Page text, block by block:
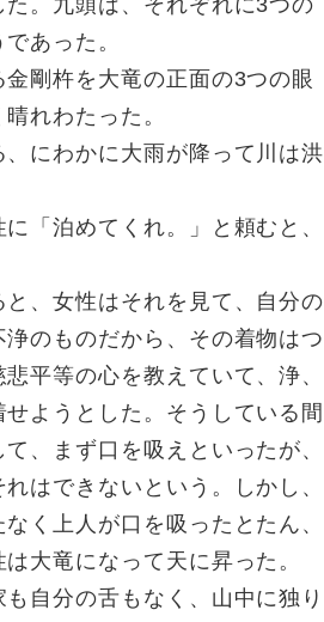
。九頭は、それぞれに3つの
あった。
剛杵を大竜の正面の3つの眼
れわたった。
にわかに大雨が降って川は洪
「泊めてくれ。」と頼むと、
、女性はそれを見て、自分の
のものだから、その着物はつ
平等の心を教えていて、浄、
ようとした。そうしている間
、まず口を吸えといったが、
はできないという。しかし、
く上人が口を吸ったとたん、
大竜になって天に昇った。
自分の舌もなく、山中に独り